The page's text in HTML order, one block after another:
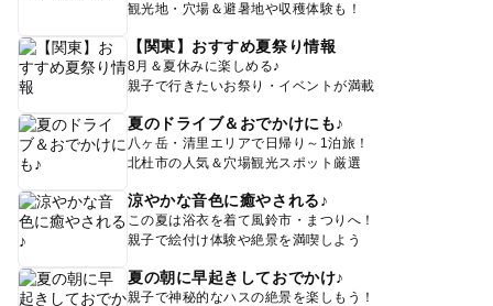
観光地・穴場＆避暑地や収穫体験も！
【関東】おすすめ夏祭り情報
8月＆夏休みに楽しめる♪
親子で行きたいお祭り・イベントが満載
夏のドライブ＆おでかけにも♪
八ヶ岳・清里エリアで日帰り～1泊旅！
北杜市の人気＆穴場観光スポット厳選
涼やかな音色に癒やされる♪
この夏は浴衣を着て風鈴市・まつりへ！
親子で絵付け体験や絶景を満喫しよう
夏の朝に早起きしておでかけ♪
親子で神秘的なハスの絶景を楽しもう！